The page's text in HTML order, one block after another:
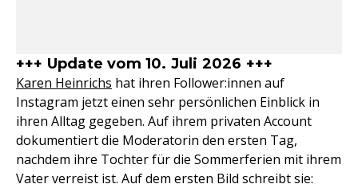
+++ Update vom 10. Juli 2026 +++
Karen Heinrichs hat ihren Follower:innen auf
Instagram jetzt einen sehr persönlichen Einblick in
ihren Alltag gegeben. Auf ihrem privaten Account
dokumentiert die Moderatorin den ersten Tag,
nachdem ihre Tochter für die Sommerferien mit ihrem
Vater verreist ist. Auf dem ersten Bild schreibt sie: